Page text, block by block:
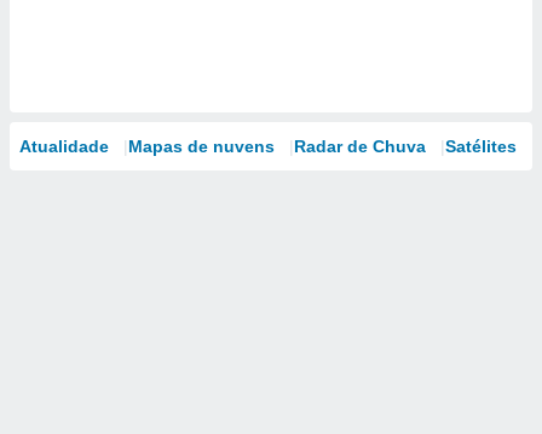
Atualidade Mapas de nuvens Radar de Chuva Satélites